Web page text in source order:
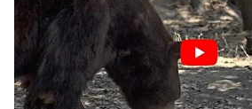
Image Credit : Asianet News
రష్మిక పాజిటివ్ స్క్రీన్ ప్రెజెన్స్
రష్మిక పాజిటివ్ స్క్రీన్ ప్రెజెన్స్
బ్యాలెన్స్ ఇచ్చిందని చాలామంది